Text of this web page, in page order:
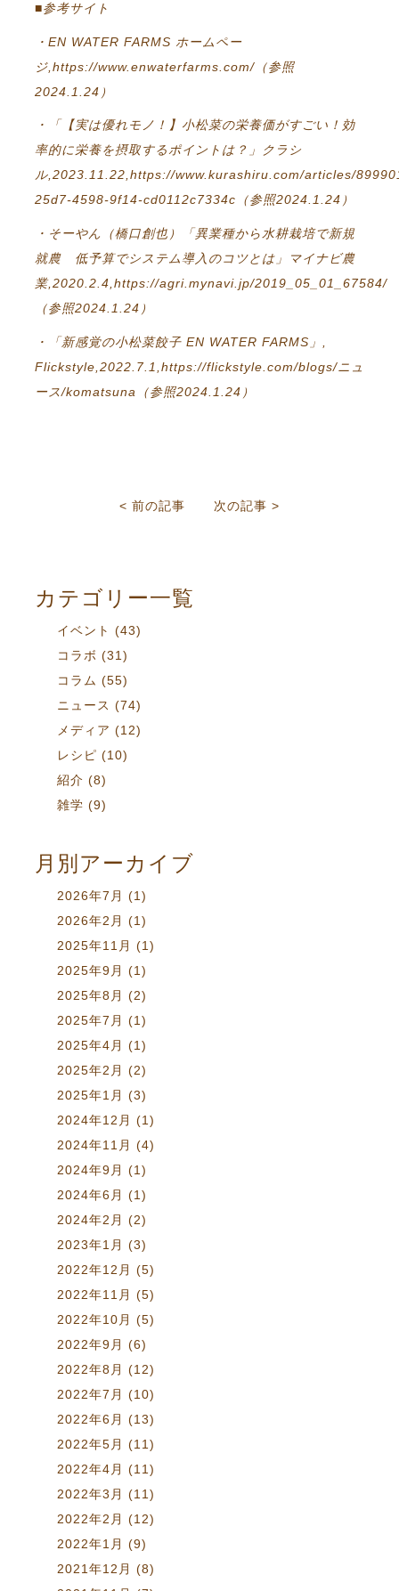
■参考サイト
・EN WATER FARMS ホームペー
ジ,https://www.enwaterfarms.com/（参照
2024.1.24）
・「【実は優れモノ！】小松菜の栄養価がすごい！効
率的に栄養を摂取するポイントは？」クラシ
ル,2023.11.22,https://www.kurashiru.com/articles/
25d7-4598-9f14-cd0112c7334c（参照2024.1.24）
・そーやん（橋口創也）「異業種から水耕栽培で新規
就農 低予算でシステム導入のコツとは」マイナビ農
業,2020.2.4,https://agri.mynavi.jp/2019_05_01_67584/
（参照2024.1.24）
・「新感覚の小松菜餃子 EN WATER FARMS」,
Flickstyle,2022.7.1,https://flickstyle.com/blogs/ニュ
ース/komatsuna（参照2024.1.24）
< 前の記事 次の記事 >
カテゴリー一覧
イベント (43)
コラボ (31)
コラム (55)
ニュース (74)
メディア (12)
レシピ (10)
紹介 (8)
雑学 (9)
月別アーカイブ
2026年7月 (1)
2026年2月 (1)
2025年11月 (1)
2025年9月 (1)
2025年8月 (2)
2025年7月 (1)
2025年4月 (1)
2025年2月 (2)
2025年1月 (3)
2024年12月 (1)
2024年11月 (4)
2024年9月 (1)
2024年6月 (1)
2024年2月 (2)
2023年1月 (3)
2022年12月 (5)
2022年11月 (5)
2022年10月 (5)
2022年9月 (6)
2022年8月 (12)
2022年7月 (10)
2022年6月 (13)
2022年5月 (11)
2022年4月 (11)
2022年3月 (11)
2022年2月 (12)
2022年1月 (9)
2021年12月 (8)